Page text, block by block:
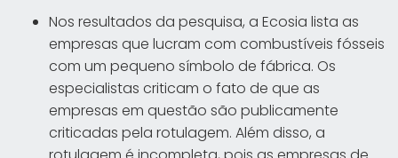
Nos resultados da pesquisa, a Ecosia lista as
empresas que lucram com combustíveis fósseis
com um pequeno símbolo de fábrica. Os
especialistas criticam o fato de que as
empresas em questão são publicamente
criticadas pela rotulagem. Além disso, a